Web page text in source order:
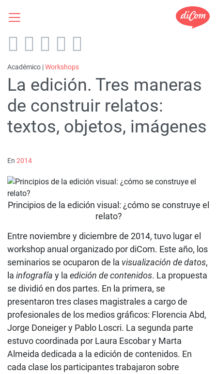
Académico |Workshops
La edición. Tres maneras
de construir relatos:
textos, objetos, imágenes
En 2014
Principios de la edición visual: ¿cómo se construye el
relato?
Entre noviembre y diciembre de 2014, tuvo lugar el
workshop anual organizado por diCom. Este año, los
seminarios se ocuparon de la visualización de datos,
la infografía y la edición de contenidos. La propuesta
se dividió en dos partes. En la primera, se
presentaron tres clases magistrales a cargo de
profesionales de los medios gráficos: Florencia Abd,
Jorge Doneiger y Pablo Loscri. La segunda parte
estuvo coordinada por Laura Escobar y Marta
Almeida dedicada a la edición de contenidos. En
cada clase los participantes trabajaron sobre